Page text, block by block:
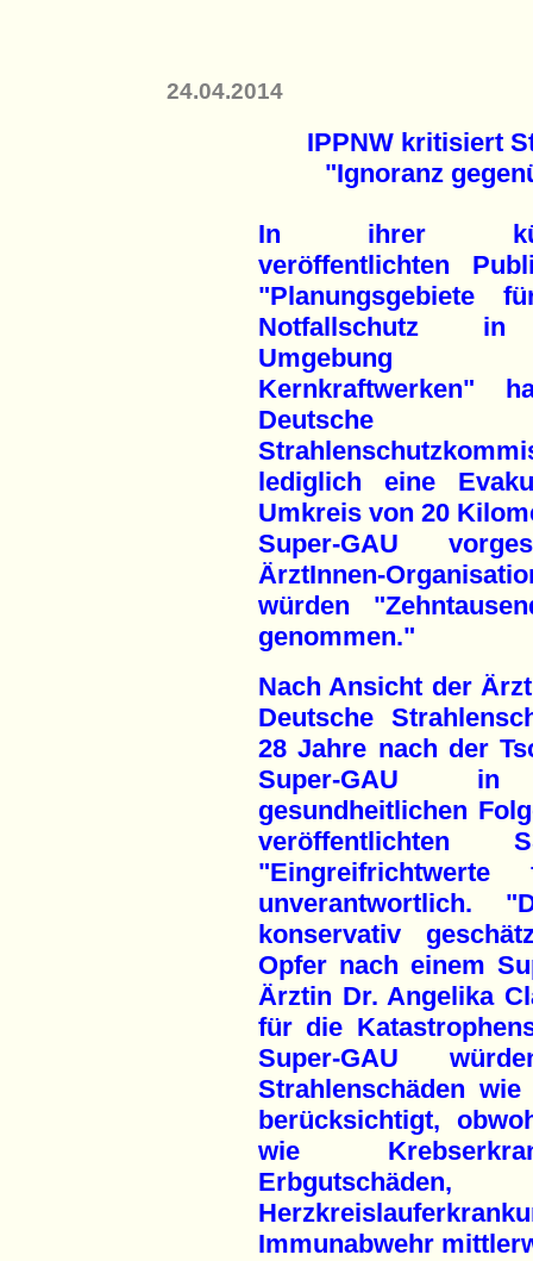
24.04.2014
IPPNW kritisiert
"Ignoranz
In ihrer
veröffentlichten
"Planungsgebiete
Notfallschutz
Umgebung
Kernkraftwerken"
Deutsche
lediglich eine
Umkreis von 20
Super-GAU
ÄrztInnen-
würden
genommen."
Nach Ansicht der
Deutsche
28 Jahre nach der
Super-GAU in
gesundheitlichen
veröffentlichten
konservativ
Opfer nach einem
Ärztin Dr. Angelika
für die
Super-GAU
Strahlenschäden
berücksichtigt,
wie
Immunabwehr